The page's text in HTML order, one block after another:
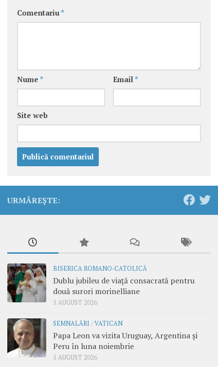
Comentariu *
Nume * Email *
Site web
URMĂREȘTE:
BISERICA ROMANO-CATOLICĂ
Dublu jubileu de viață consacrată pentru
două surori morinelliane
5 AUGUST 2026
SEMNALĂRI /VATICAN
Papa Leon va vizita Uruguay, Argentina și
Peru în luna noiembrie
5 AUGUST 2026